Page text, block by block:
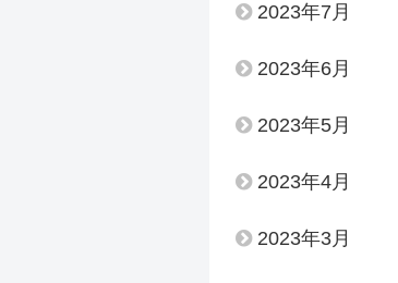
2023年7月
2023年6月
2023年5月
2023年4月
2023年3月